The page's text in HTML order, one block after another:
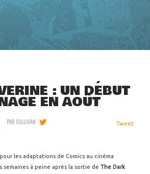
: UN DÉBUT
EN AOÛT
PARSULLIVAN Tweet
les adaptations de Comics au cinéma
semaines à peine après la sortie de The Dark